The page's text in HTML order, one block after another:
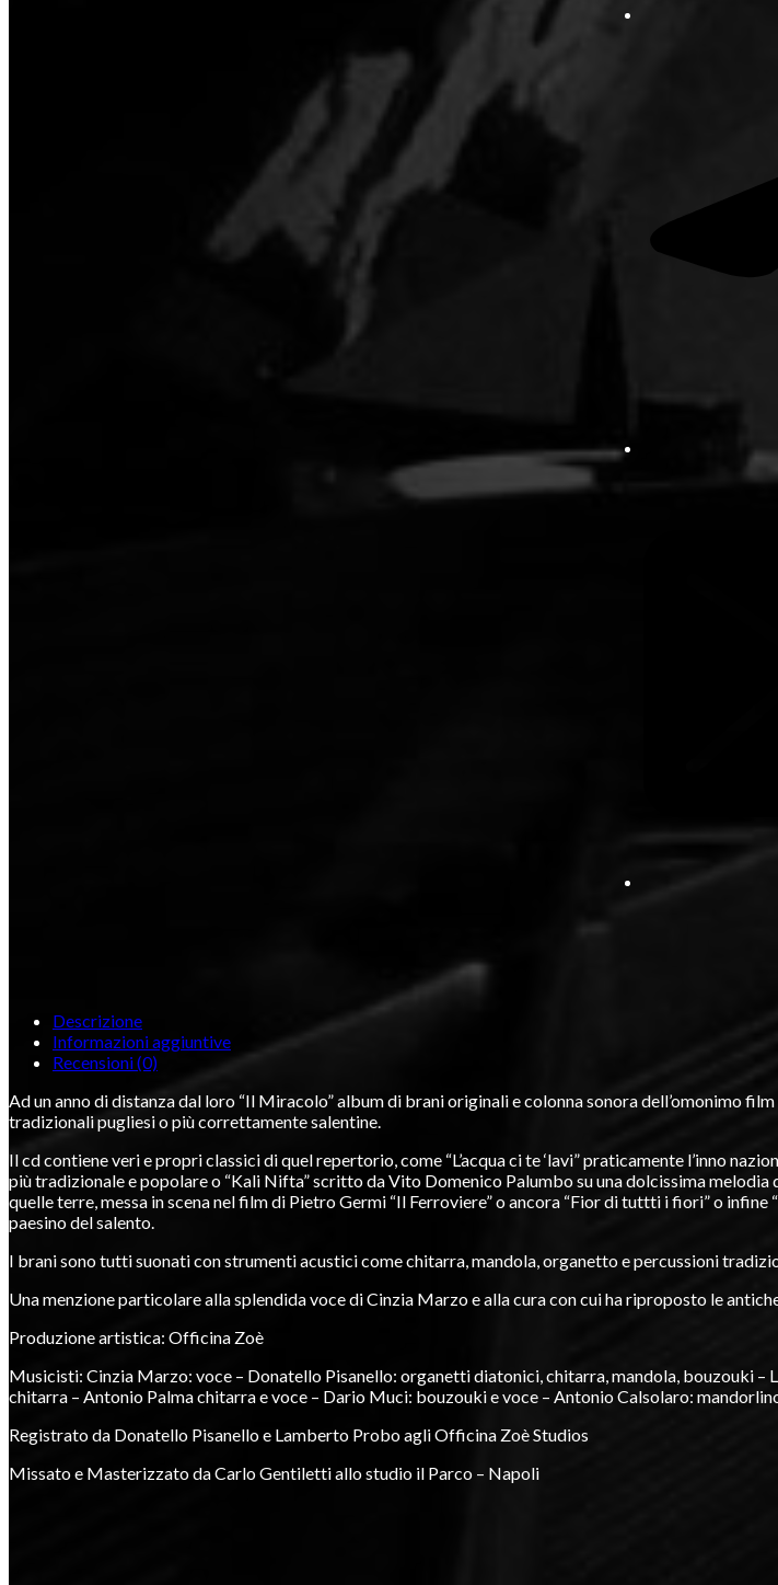
Descrizione
Informazioni aggiuntive
Recensioni (0)
Ad un anno di distanza dal loro “Il Miracolo” album di brani originali e colonna sonora dell’omonimo
tradizionali pugliesi o più correttamente salentine.
Il cd contiene veri e propri classici di quel repertorio, come “L’acqua ci te ‘lavi” praticamente l’inno
più tradizionale e popolare o “Kali Nifta” scritto da Vito Domenico Palumbo su una dolcissima
quelle terre, messa in scena nel film di Pietro Germi “Il Ferroviere” o ancora “Fior di tuttti i fiori” o
paesino del salento.
I brani sono tutti suonati con strumenti acustici come chitarra, mandola, organetto e percussioni
Una menzione particolare alla splendida voce di Cinzia Marzo e alla cura con cui ha riproposto le
Produzione artistica: Officina Zoè
Musicisti: Cinzia Marzo: voce – Donatello Pisanello: organetti diatonici, chitarra, mandola, bouzouki
chitarra – Antonio Palma chitarra e voce – Dario Muci: bouzouki e voce – Antonio Calsolaro:
Registrato da Donatello Pisanello e Lamberto Probo agli Officina Zoè Studios
Missato e Masterizzato da Carlo Gentiletti allo studio il Parco – Napoli